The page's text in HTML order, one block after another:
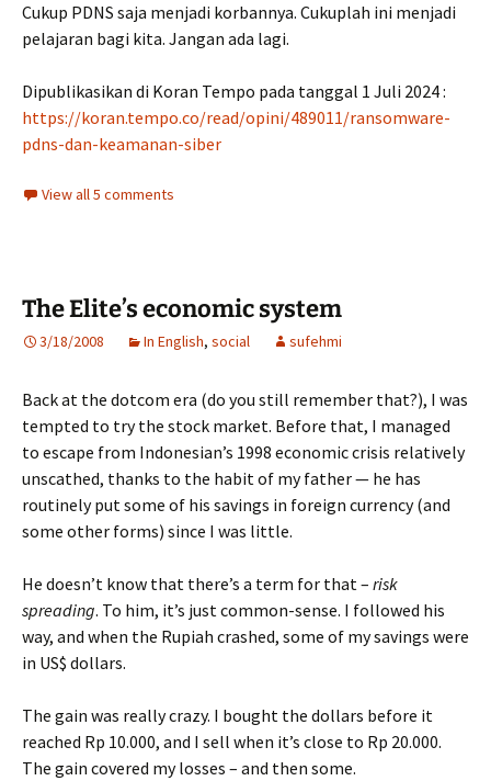
Cukup PDNS saja menjadi korbannya. Cukuplah ini menjadi
pelajaran bagi kita. Jangan ada lagi.
Dipublikasikan di Koran Tempo pada tanggal 1 Juli 2024 :
https://koran.tempo.co/read/opini/489011/ransomware-
pdns-dan-keamanan-siber
View all 5 comments
The Elite’s economic system
3/18/2008 In English, social sufehmi
Back at the dotcom era (do you still remember that?), I was
tempted to try the stock market. Before that, I managed
to escape from Indonesian’s 1998 economic crisis relatively
unscathed, thanks to the habit of my father — he has
routinely put some of his savings in foreign currency (and
some other forms) since I was little.
He doesn’t know that there’s a term for that – risk
spreading. To him, it’s just common-sense. I followed his
way, and when the Rupiah crashed, some of my savings were
in US$ dollars.
The gain was really crazy. I bought the dollars before it
reached Rp 10.000, and I sell when it’s close to Rp 20.000.
The gain covered my losses – and then some.